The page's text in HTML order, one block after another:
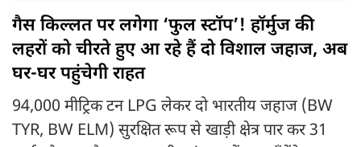
गैस किल्लत पर लगेगा ‘फुल स्टॉप’! हॉर्मुज की
लहरों को चीरते हुए आ रहे हैं दो विशाल जहाज, अब
घर-घर पहुंचेगी राहत
94,000 मीट्रिक टन LPG लेकर दो भारतीय जहाज (BW
TYR, BW ELM) सुरक्षित रूप से खाड़ी क्षेत्र पार कर 31